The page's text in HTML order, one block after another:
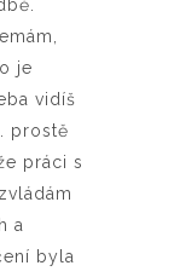
je
vidíš
prostě
práci s
a
byla